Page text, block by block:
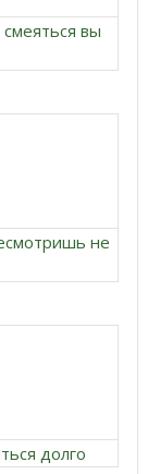
вы
не
долго